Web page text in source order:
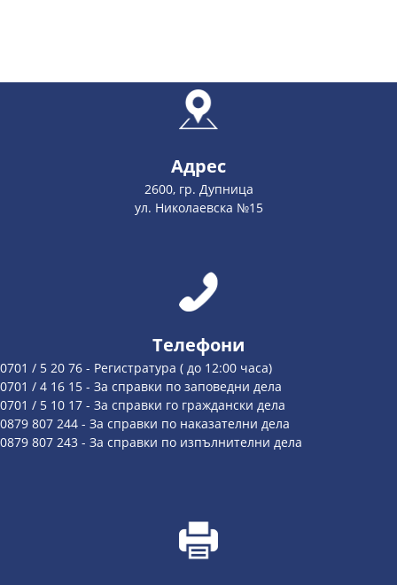
Адрес
2600, гр. Дупница
ул. Николаевска №15
Телефони
0701 / 5 20 76 - Регистратура ( до 12:00 часа)
0701 / 4 16 15 - За справки по заповедни дела
0701 / 5 10 17 - За справки го граждански дела
0879 807 244 - За справки по наказателни дела
0879 807 243 - За справки по изпълнителни дела